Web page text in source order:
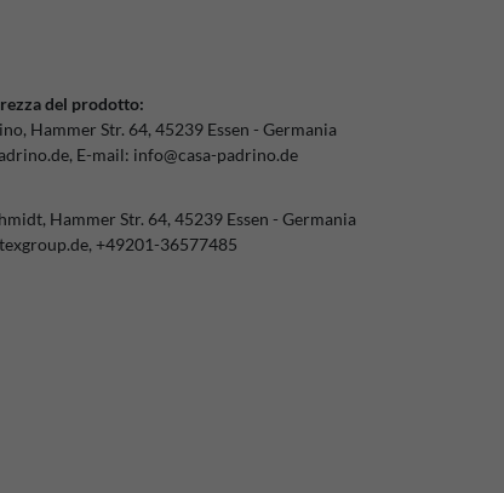
del prodotto:
Hammer Str. 64 45239 Essen
Germania
E-mail: info@casa-padrino.de
Hammer Str. 64 45239 Essen
Germania
+49201-36577485